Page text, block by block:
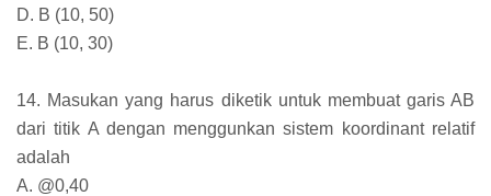
D. B (10, 50)
E. B (10, 30)
14. Masukan yang harus diketik untuk membuat garis AB
dari titik A dengan menggunkan sistem koordinant relatif
adalah
A. @0,40